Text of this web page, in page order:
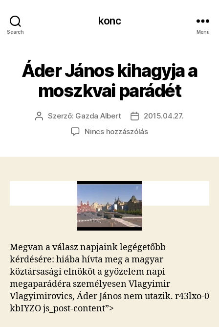
Search
konc
Menü
Áder János kihagyja a
moszkvai parádét
Bejegyzés
Szerző: Gazda Albert
Bejegyzés
dátuma
2015.04.27.
Nincs hozzászólása(z)
bejegyzéshez
Megvan a válasz napjaink legégetőbb
kérdésére: hiába hívta meg a magyar
köztársasági elnököt a győzelem napi
megaparádéra személyesen Vlagyimir
Vlagyimirovics, Áder János nem utazik. r43lxo-0
kbIYZO js_post-content”>